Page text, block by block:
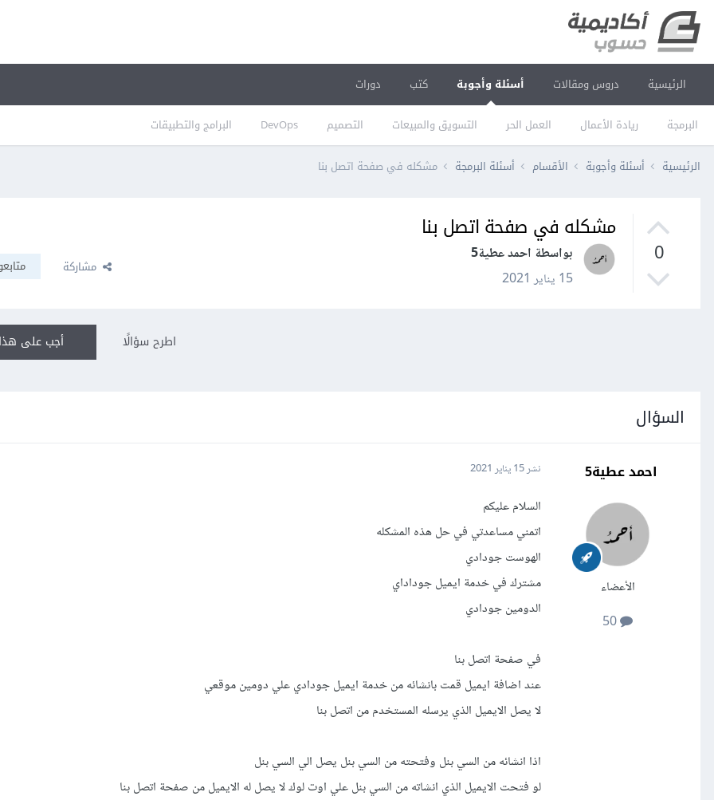
الرئيسية دروس ومقالات أسئلة وأجوبة
البرمجة ريادة الأعمال العمل الحر التسويق والمبيعات التصميم DevOps البرامج والتطبيقات
كتب دورات
الرئيسية أسئلة وأجوبة الأقسام أسئلة البرمجة مشكله في صفحة اتصل بنا
0
مشكله في صفحة اتصل بنا
بواسطة احمد عطية5
15 يناير 2021
مشاركة
أجب على اطرح سؤالًا
السؤال
احمد عطية5
الأعضاء
نشر15 يناير 2021
السلام عليكم
اتمني مساعدتي في حل هذه المشكله
الهوست جودادي
مشترك في خدمة ايميل جوداداي
الدومين جودادي
في صفحة اتصل بنا
عند اضافة ايميل قمت بانشائه من خدمة ايميل جودادي علي دومين موقعي
لا يصل الايميل الذي يرسله المستخدم من اتصل بنا
اذا انشائه من السي بنل وفتحته من السي بنل يصل الي السي بنل
لو فتحت الايميل الذي انشاته من السي بنل علي اوت لوك لا يصل له الايميل من صفحة اتصل بنا